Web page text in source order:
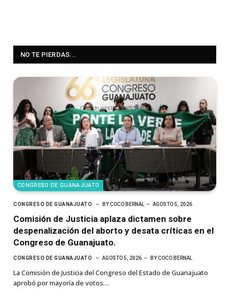
NO TE PIERDAS...
CONGRESO DE GUANAJUATO
CONGRESO DE GUANAJUATO BYCOCO BERNAL AGOSTO 5, 2026
Comisión de Justicia aplaza dictamen sobre
despenalización del aborto y desata críticas en el
Congreso de Guanajuato.
CONGRESO DE GUANAJUATO AGOSTO 5, 2026 BYCOCO BERNAL
La Comisión de Justicia del Congreso del Estado de Guanajuato
aprobó por mayoría de votos…